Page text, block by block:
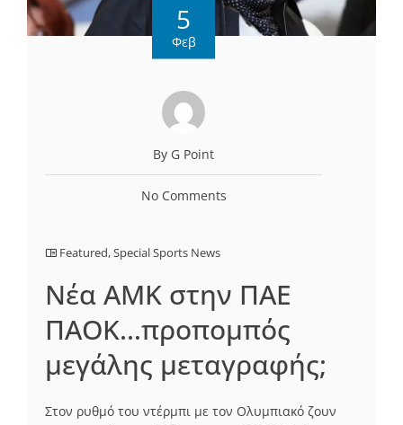
5
Φεβ
By G Point
No Comments
Featured,Special Sports News
Nέα ΑΜΚ στην ΠΑΕ
ΠΑΟΚ…προπομπός
μεγάλης μεταγραφής;
Στον ρυθμό του ντέρμπι με τον Ολυμπιακό ζουν